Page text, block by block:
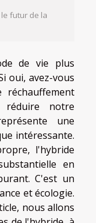
futur de la
de vie plus
oui, avez-vous
notre
une
intéressante.
l'hybride
en
C'est un
et écologie.
nous allons